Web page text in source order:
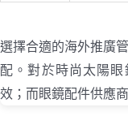
選擇合適的海外推廣
配。對於時尚太陽
效；而眼鏡配件供應